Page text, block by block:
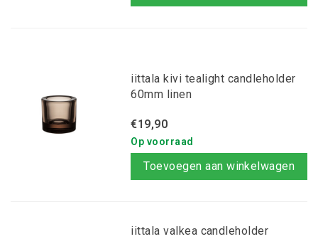
iittala kivi tealight candleholder
60mm linen
€19,90
Op voorraad
Toevoegen aan winkelwagen
iittala valkea candleholder